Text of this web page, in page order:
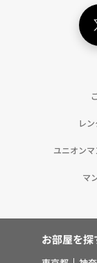
ている個人
記載の目的
意に基づき
るため（
よびご連絡
5.お客様・
供 （1）
取り扱う個
客様の同意
生の向上ま
レ
ユニオン
マ
お部屋を探